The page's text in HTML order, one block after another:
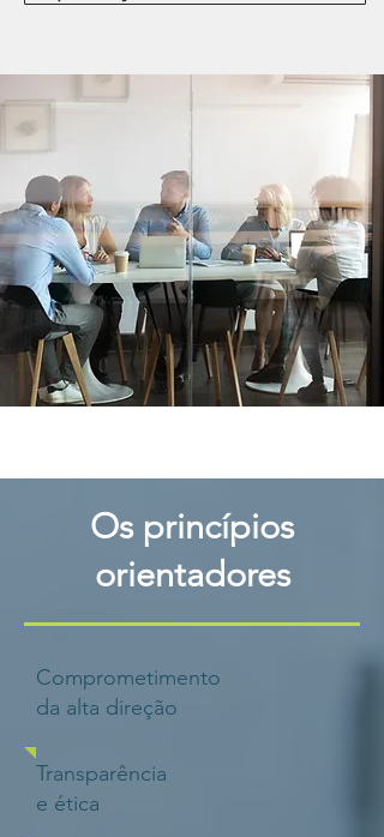
Os princípios
orientadores
Comprometimento
da alta direção
Transparência
e ética